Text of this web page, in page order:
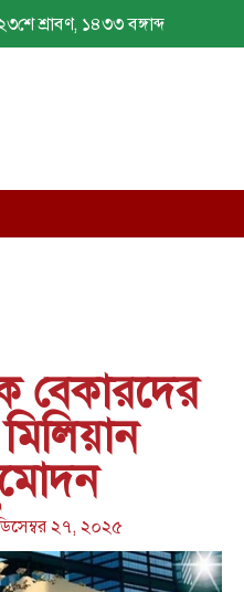
শ্রাবণ, ১৪৩৩ বঙ্গাব্দ
বেকারদের
২৭, ২০২৫